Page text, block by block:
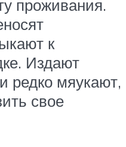
проживания.
к
Издают
редко мяукают,
свое